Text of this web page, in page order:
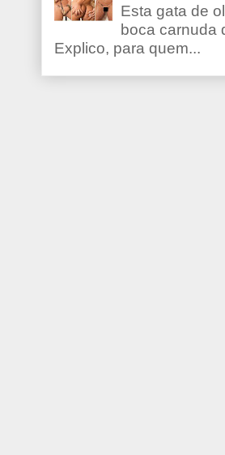
Esta gata de
boca carnuda
Explico, para quem...